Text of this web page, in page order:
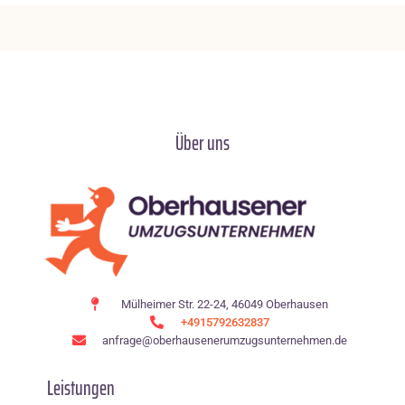
Über uns
Mülheimer Str. 22-24, 46049 Oberhausen
+4915792632837
anfrage@oberhausenerumzugsunternehmen.de
Leistungen